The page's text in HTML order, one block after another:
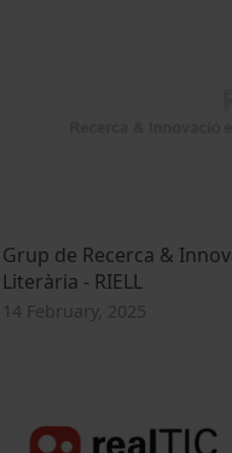
Grup de Recerca &
Literària - RIELL
14 February, 2025